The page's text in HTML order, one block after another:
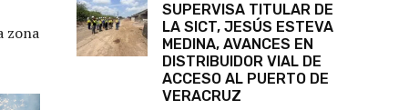
zona
SUPERVISA TITULAR DE
LA SICT, JESÚS ESTEVA
MEDINA, AVANCES EN
DISTRIBUIDOR VIAL DE
ACCESO AL PUERTO DE
VERACRUZ